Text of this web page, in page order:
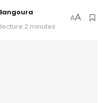
minutes
AA